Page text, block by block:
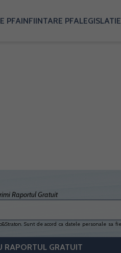
PFAINFIINTARE PFALEGISLATIE
Raportul Gratuit
Sunt de acord ca datele personale sa